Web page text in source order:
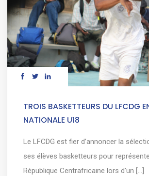
TROIS BASKETTEURS DU LFCDG
NATIONALE U18
Le LFCDG est fier d’annoncer la
ses élèves basketteurs pour
République Centrafricaine lors d’un [...]